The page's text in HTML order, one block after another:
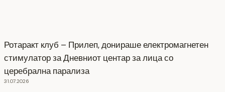
Ротаракт клуб – Прилеп, донираше електромагнетен
стимулатор за Дневниот центар за лица со
церебрална парализа
31.07.2026